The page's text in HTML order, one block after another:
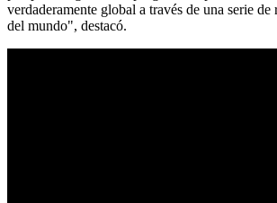
verdaderamente global a través de una serie de
del mundo", destacó.